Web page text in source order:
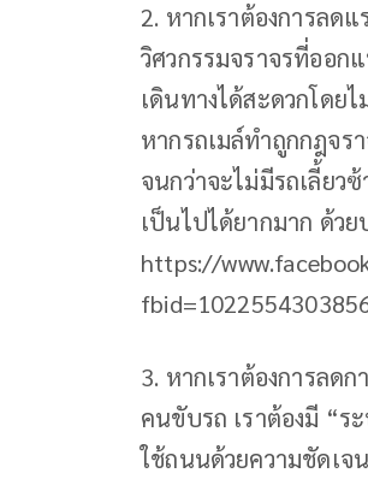
2. หากเราต้องการลด
วิศวกรรมจราจรที่ออก
เดินทางได้สะดวกโดย
หากรถเมล์ทำถูกกฎจร
จนกว่าจะไม่มีรถเลี้ยว
เป็นไปได้ยากมาก ด้ว
https://
3. หากเราต้องการลด
คนขับรถ เราต้องมี “
ใช้ถนนด้วยความชัดเจ